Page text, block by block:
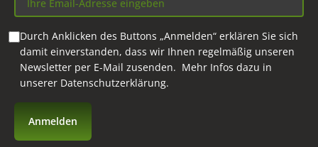
Durch Anklicken des Buttons „Anmelden“ erklären Sie sich
damit einverstanden, dass wir Ihnen regelmäßig unseren
Newsletter per E-Mail zusenden. Mehr Infos dazu in
unserer Datenschutzerklärung.